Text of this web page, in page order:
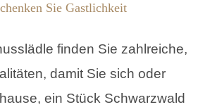
Sie Gastlichkeit
finden Sie zahlreiche,
damit Sie sich oder
ein Stück Schwarzwald